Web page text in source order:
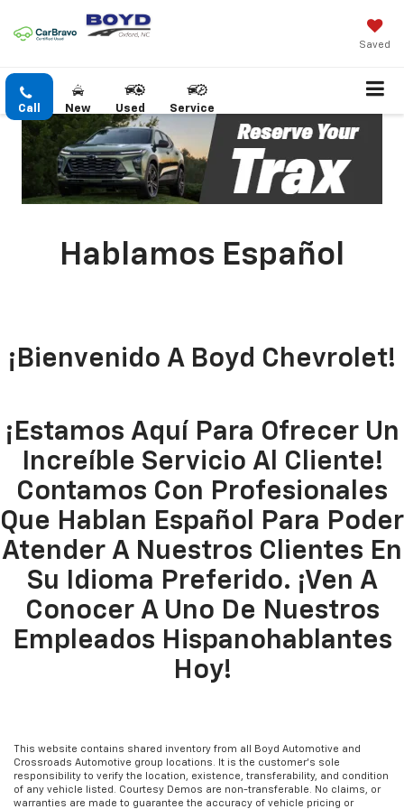
Saved
Call New Used Service
Hablamos Español
¡Bienvenido A Boyd Chevrolet!
¡Estamos Aquí Para Ofrecer Un
Increíble Servicio Al Cliente!
Contamos Con Profesionales
Que Hablan Español Para Poder
Atender A Nuestros Clientes En
Su Idioma Preferido. ¡Ven A
Conocer A Uno De Nuestros
Empleados Hispanohablantes
Hoy!
This website contains shared inventory from all Boyd Automotive and
Crossroads Automotive group locations. It is the customer's sole
responsibility to verify the location, existence, transferability, and condition
of any vehicle listed. Courtesy Demos are non-transferable. No claims, or
warranties are made to guarantee the accuracy of vehicle pricing or